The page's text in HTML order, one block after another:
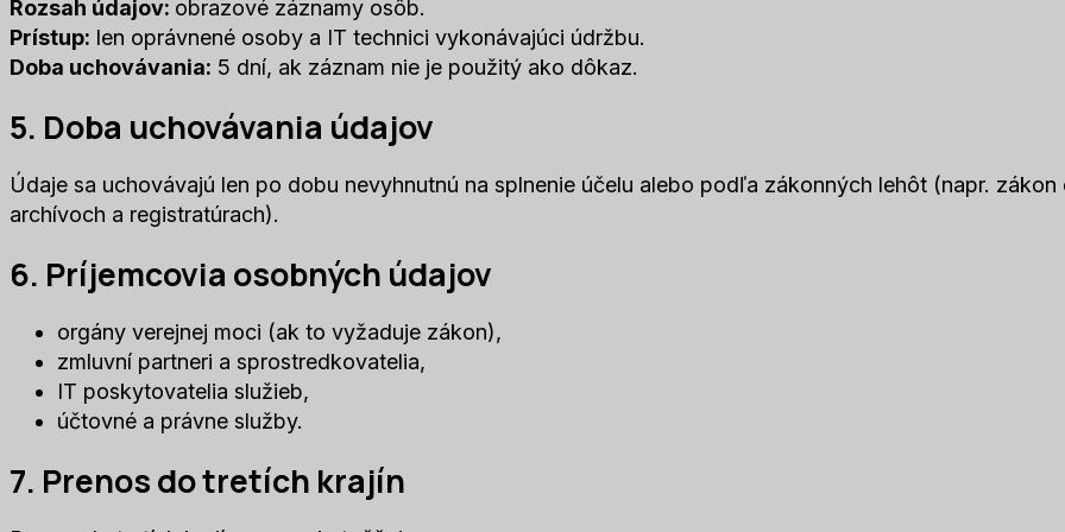
Rozsah údajov: obrazové záznamy osôb.
Prístup: len oprávnené osoby a IT technici vykonávajúci údržbu.
Doba uchovávania: 5 dní, ak záznam nie je použitý ako dôkaz.
5. Doba uchovávania údajov
Údaje sa uchovávajú len po dobu nevyhnutnú na splnenie účelu alebo podľa zákonných lehôt (napr. zákon
archívoch a registratúrach).
6. Príjemcovia osobných údajov
orgány verejnej moci (ak to vyžaduje zákon),
zmluvní partneri a sprostredkovatelia,
IT poskytovatelia služieb,
účtovné a právne služby.
7. Prenos do tretích krajín